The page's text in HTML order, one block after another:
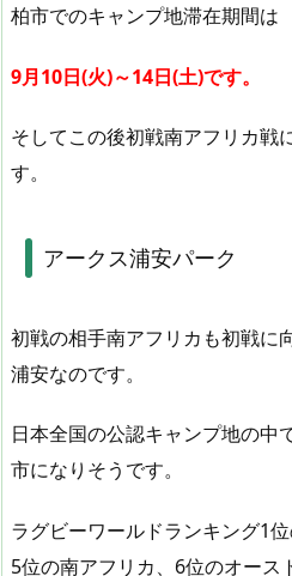
柏市でのキャンプ地滞在期間は
9月10日(火)～14日(土)です。
そしてこの後初戦南アフリカ戦
す。
アークス浦安パーク
初戦の相手南アフリカも初戦に
浦安なのです。
日本全国の公認キャンプ地の中
市になりそうです。
ラグビーワールドランキング1
5位の南アフリカ、6位のオース